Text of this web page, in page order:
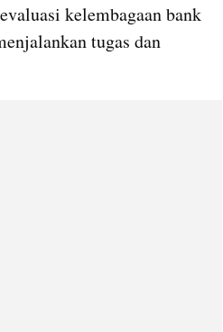
kelembagaan bank
tugas dan